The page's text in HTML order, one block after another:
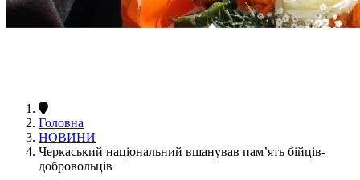
Головна
НОВИНИ
Черкаський національний вшанував пам’ять бійців-
добровольців